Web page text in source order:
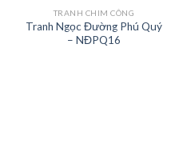
Add to
TRANH CHIM CÔNG
Tranh Ngọc Đường Phú Quý
– NĐPQ16